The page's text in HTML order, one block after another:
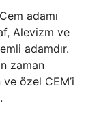
adamı
Alevizm ve
adamdır.
zaman
özel CEM’i